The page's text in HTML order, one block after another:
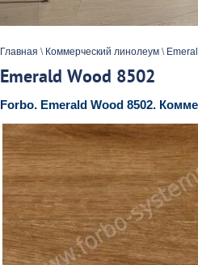
Главная \ Коммерческий линолеум \
Emerald Wood 8502
Forbo. Emerald Wood 8502.